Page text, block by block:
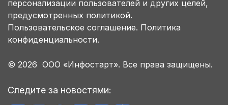
персонализации пользователей и других целей,
предусмотренных политикой.
Пользовательское соглашение. Политика
конфиденциальности.
© 2026 ООО «Инфостарт». Все права защищены.
Следите за новостями: